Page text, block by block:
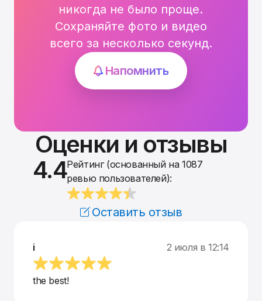
никогда не было проще.
Сохраняйте фото и видео
всего за несколько секунд.
Напомнить
Оценки и отзывы
4.4Рейтинг (основанный на 1087
ревью пользователей):
Оставить отзыв
i 2 июля в 12:14
the best!